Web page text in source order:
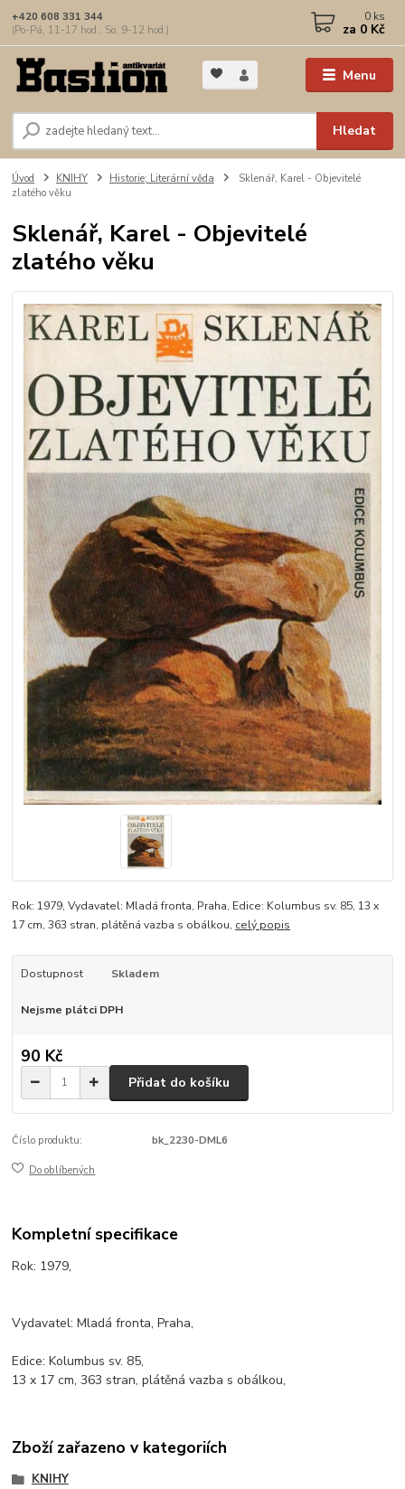
Menu
Hledat
+420 608 331 344
(Po-Pá, 11-17 hod.; So, 9-12 hod.)
0 ks
za 0 Kč
Úvod KNIHY Historie; Literární věda
Sklenář, Karel - Objevitelé
zlatého věku
Sklenář, Karel - Objevitelé
zlatého věku
Rok: 1979, Vydavatel: Mladá fronta, Praha, Edice: Kolumbus sv. 85, 13 x
17 cm, 363 stran, plátěná vazba s obálkou, celý popis
Dostupnost Skladem
Nejsme plátci DPH
90 Kč
Přidat do košíku
Číslo produktu: bk_2230-DML6
Do oblíbených
Kompletní specifikace
Rok: 1979,
Vydavatel: Mladá fronta, Praha,
Edice: Kolumbus sv. 85,
13 x 17 cm, 363 stran, plátěná vazba s obálkou,
Zboží zařazeno v kategoriích
KNIHY